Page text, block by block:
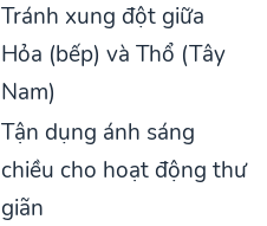
Tránh xung đột giữa
Hỏa (bếp) và Thổ (Tây
Nam)
Tận dụng ánh sáng
chiều cho hoạt động thư
giãn